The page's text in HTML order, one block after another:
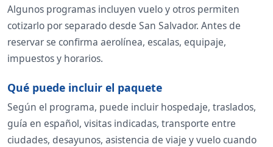
Algunos programas incluyen vuelo y otros permiten
cotizarlo por separado desde San Salvador. Antes de
reservar se confirma aerolínea, escalas, equipaje,
impuestos y horarios.
Qué puede incluir el paquete
Según el programa, puede incluir hospedaje, traslados,
guía en español, visitas indicadas, transporte entre
ciudades, desayunos, asistencia de viaje y vuelo cuando